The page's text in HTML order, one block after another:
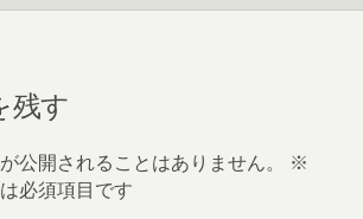
残す
公開されることはありません。
※
必須項目です